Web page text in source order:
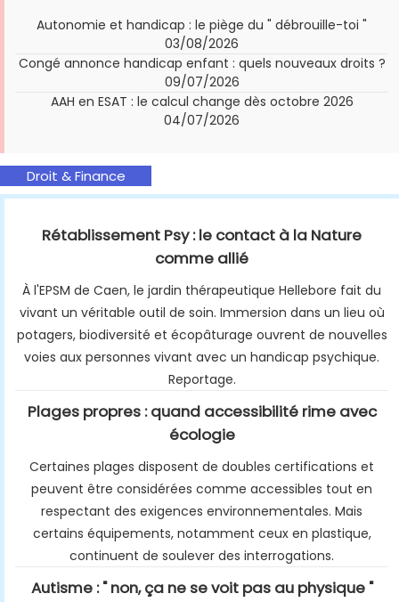
Autonomie et handicap : le piège du " débrouille-toi "
03/08/2026
Congé annonce handicap enfant : quels nouveaux droits ?
09/07/2026
AAH en ESAT : le calcul change dès octobre 2026
04/07/2026
Droit & Finance
Rétablissement Psy : le contact à la Nature
comme allié
À l'EPSM de Caen, le jardin thérapeutique Hellebore fait du
vivant un véritable outil de soin. Immersion dans un lieu où
potagers, biodiversité et écopâturage ouvrent de nouvelles
voies aux personnes vivant avec un handicap psychique.
Reportage.
Plages propres : quand accessibilité rime avec
écologie
Certaines plages disposent de doubles certifications et
peuvent être considérées comme accessibles tout en
respectant des exigences environnementales. Mais
certains équipements, notamment ceux en plastique,
continuent de soulever des interrogations.
Autisme : " non, ça ne se voit pas au physique "